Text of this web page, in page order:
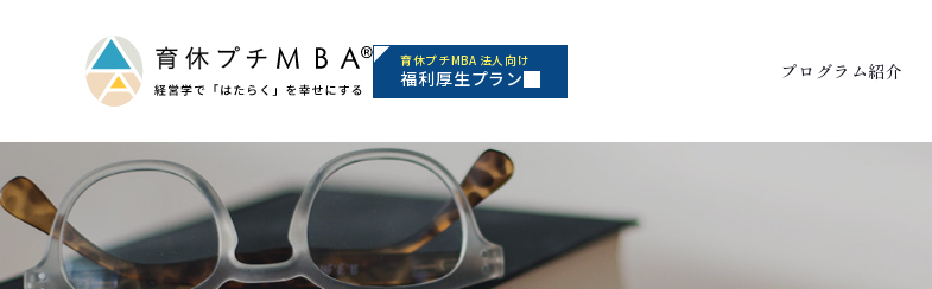
育休プチMBA 法人向け
福利厚生プラン プログラム紹介